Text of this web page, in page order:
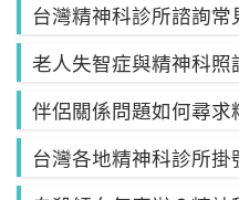
台灣精神科診所諮詢常
老人失智症與精神科照
伴侶關係問題如何尋求
台灣各地精神科診所掛